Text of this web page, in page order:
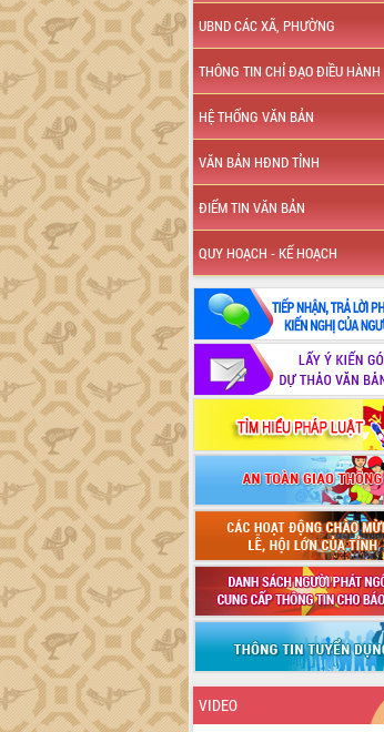
UBND CÁC XÃ, PHƯỜNG
THÔNG TIN CHỈ ĐẠO ĐIỀU HÀNH
HỆ THỐNG VĂN BẢN
VĂN BẢN HĐND TỈNH
ĐIỂM TIN VĂN BẢN
QUY HOẠCH - KẾ HOẠCH
VIDEO